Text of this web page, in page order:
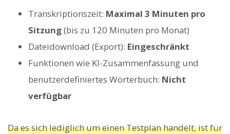
Transkriptionszeit: Maximal 3 Minuten pro
Sitzung(bis zu 120 Minuten pro Monat)
Dateidownload (Export): Eingeschränkt
Funktionen wie KI-Zusammenfassung und
benutzerdefiniertes Wörterbuch: Nicht
verfügbar
Da es sich lediglich um einen Testplan handelt, ist für